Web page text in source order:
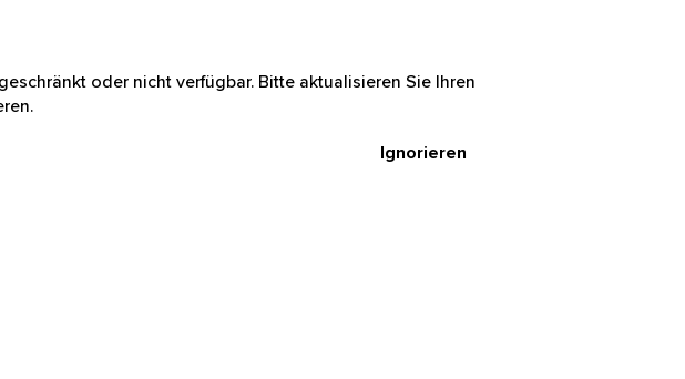
oder nicht verfügbar. Bitte aktualisieren Sie Ihren
Ignorieren